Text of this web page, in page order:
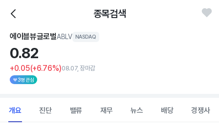
종목검색
에이블뷰글로벌ABLV NASDAQ
0.82
+0.05(+6.76%)08.07, 장마감
3명 관심
개요 진단 밸류 재무 뉴스 배당 경쟁사